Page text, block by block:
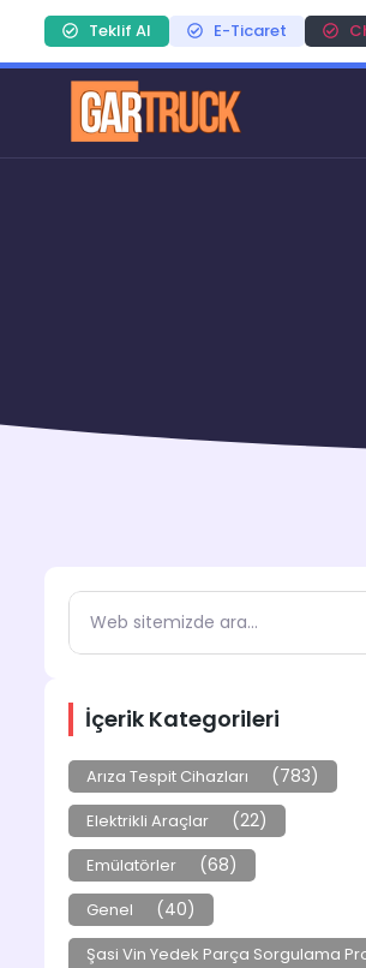
Teklif Al E-Ticaret
İçerik Kategorileri
Arıza Tespit Cihazları (783)
Elektrikli Araçlar (22)
Emülatörler (68)
Genel (40)
Şasi Vin Yedek Parça Sorgulama